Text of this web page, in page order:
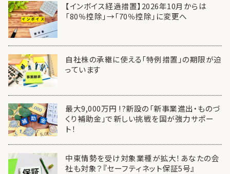
【インボイス経過措置】2026年10月からは
「80％控除」→「70％控除」に変更へ
自社株の承継に使える「特例措置」の期限が迫
っています
最大9,000万円 !?新設の「新事業進出・ものづ
くり補助金」で新しい挑戦を国が強力サポー
ト！
中東情勢を受け対象業種が拡大！あなたの会
社も対象？『セーフティネット保証5号』